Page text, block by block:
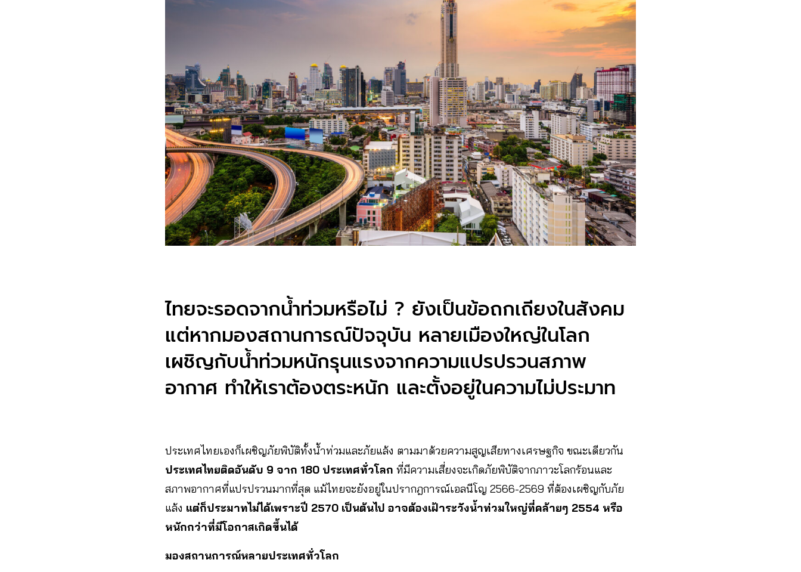
ไทยจะรอดจากน้ำท่วมหรือไม่ ? ยังเป็นข้อถกเถียงในสังคม
แต่หากมองสถานการณ์ปัจจุบัน หลายเมืองใหญ่ในโลก
เผชิญกับน้ำท่วมหนักรุนแรงจากความแปรปรวนสภาพ
อากาศ ทำให้เราต้องตระหนัก และตั้งอยู่ในความไม่ประมาท
ประเทศไทยเองก็เผชิญภัยพิบัติทั้งน้ำท่วมและภัยแล้ง ตามมาด้วยความสูญเสียทางเศรษฐกิจ ขณะเดียวกัน
ประเทศไทยติดอันดับ 9 จาก 180 ประเทศทั่วโลก ที่มีความเสี่ยงจะเกิดภัยพิบัติจากภาวะโลกร้อนและ
สภาพอากาศที่แปรปรวนมากที่สุด แม้ไทยจะยังอยู่ในปรากฎการณ์เอลนีโญ 2566-2569 ที่ต้องเผชิญกับภัย
แล้ง แต่ก็ประมาทไม่ได้เพราะปี 2570 เป็นต้นไป อาจต้องเฝ้าระวังน้ำท่วมใหญ่ที่คล้ายๆ 2554 หรือ
หนักกว่าที่มีโอกาสเกิดขึ้นได้
มองสถานการณ์หลายประเทศทั่วโลก